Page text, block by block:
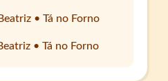
• Tá no Forno
• Tá no Forno